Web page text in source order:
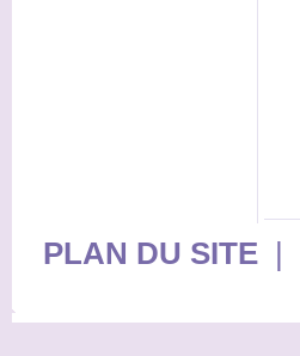
PLAN DU SITE|